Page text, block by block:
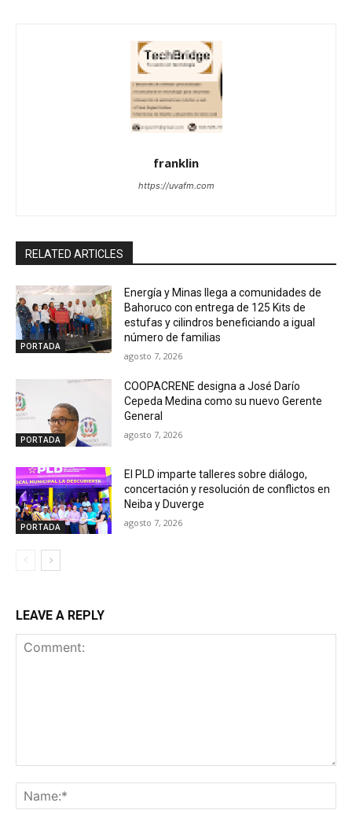
franklin
https://uvafm.com
RELATED ARTICLES
PORTADA
Energía y Minas llega a comunidades de
Bahoruco con entrega de 125 Kits de
estufas y cilindros beneficiando a igual
número de familias
agosto 7, 2026
PORTADA
COOPACRENE designa a José Darío
Cepeda Medina como su nuevo Gerente
General
agosto 7, 2026
PORTADA
El PLD imparte talleres sobre diálogo,
concertación y resolución de conflictos en
Neiba y Duverge
agosto 7, 2026
LEAVE A REPLY